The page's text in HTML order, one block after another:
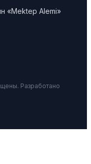
«Mektep Alemi»
Разработано